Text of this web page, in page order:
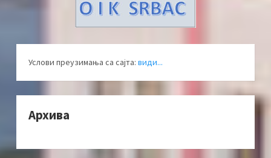
Услови преузимања са сајта: види...
Архива